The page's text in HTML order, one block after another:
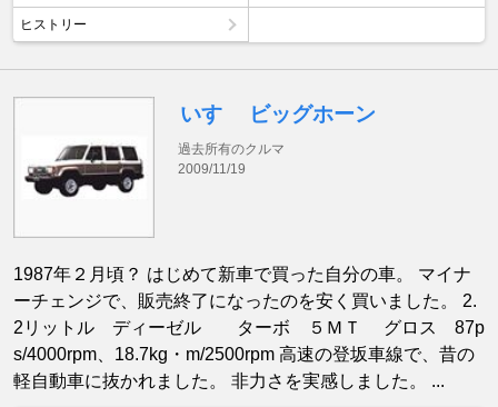
ヒストリー
いすゞ ビッグホーン
過去所有のクルマ
2009/11/19
1987年２月頃？ はじめて新車で買った自分の車。 マイナ
ーチェンジで、販売終了になったのを安く買いました。 2.
2リットル ディーゼル ターボ ５ＭＴ グロス 87p
s/4000rpm、18.7kg・m/2500rpm 高速の登坂車線で、昔の
軽自動車に抜かれました。 非力さを実感しました。 ...